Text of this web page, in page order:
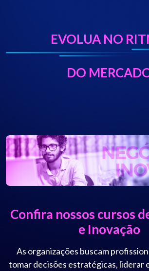
EVOLUA NO
DO
Confira nossos cursos
e Inovação
As organizações buscam
tomar decisões estratégicas, liderar